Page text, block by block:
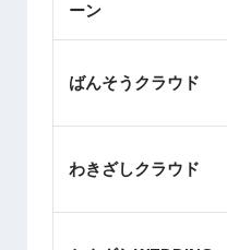
ーン
ばんそうクラウド
わきざしクラウド